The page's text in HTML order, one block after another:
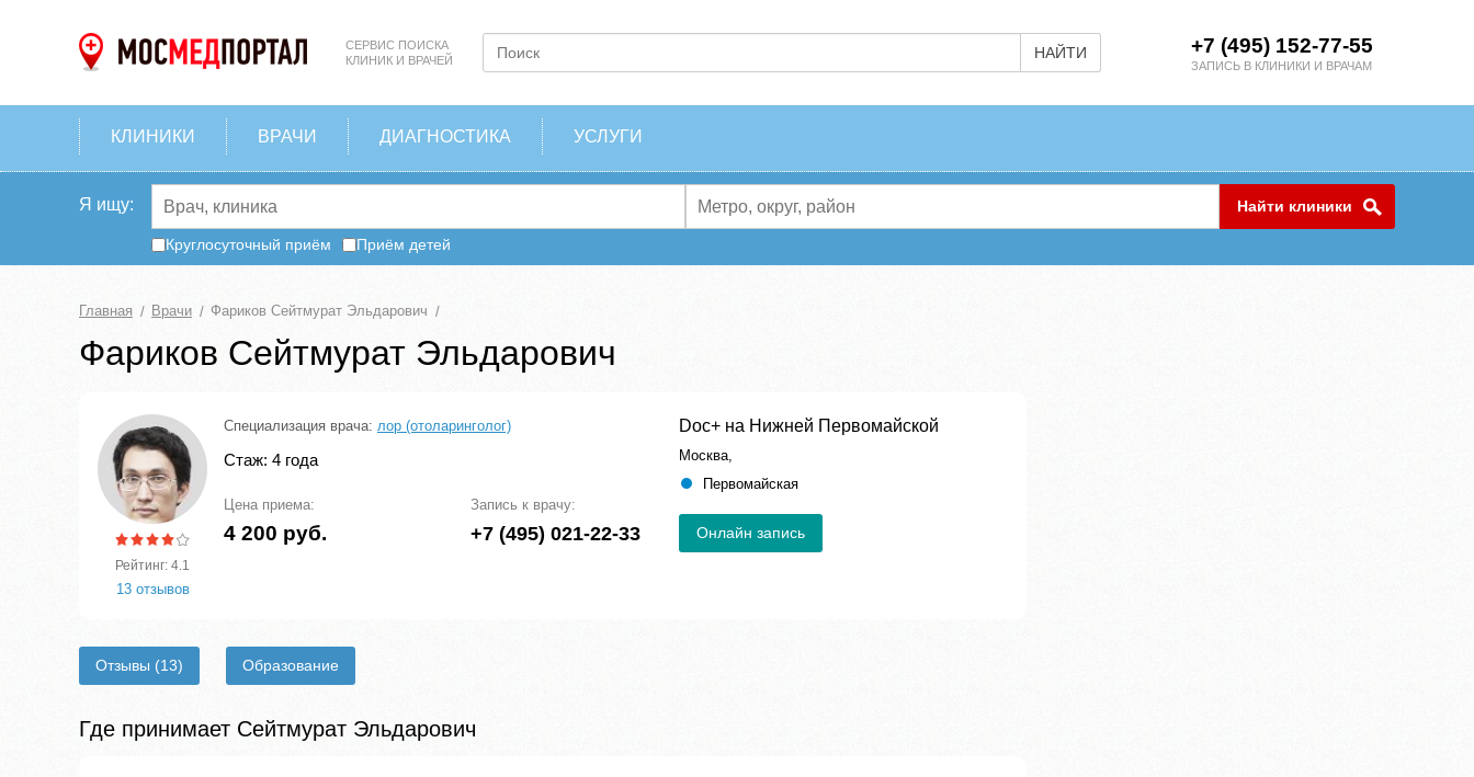
СЕРВИС ПОИСКА
КЛИНИК И ВРАЧЕЙ
НАЙТИ +7 (495) 152-77-55
ЗАПИСЬ В КЛИНИКИ И ВРАЧАМ
КЛИНИКИ ВРАЧИ ДИАГНОСТИКА УСЛУГИ
Я ищу: Найти клиники
Круглосуточный приём Приём детей
Главная Врачи Фариков Сейтмурат Эльдарович
Фариков Сейтмурат Эльдарович
Рейтинг: 4.1
13 отзывов
Специализация врача: лор (отоларинголог)
Стаж: 4 года
Цена приема:
4 200 руб.
Запись к врачу:
+7 (495) 021-22-33
Doc+ на Нижней Первомайской
Москва,
Первомайская
Онлайн запись
Отзывы (13) Образование
Где принимает Сейтмурат Эльдарович